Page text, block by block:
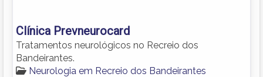
Clínica Prevneurocard
Tratamentos neurológicos no Recreio dos
Bandeirantes.
Neurologia em Recreio dos Bandeirantes